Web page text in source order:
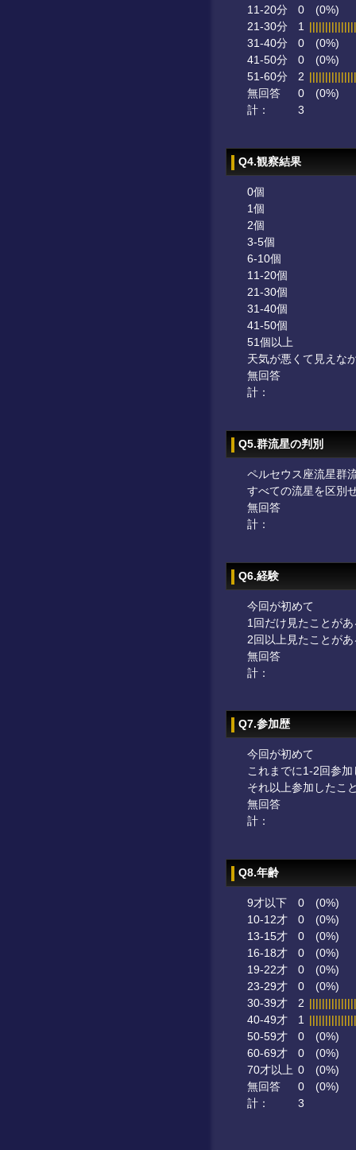
11-20分
0
(0%)
21-30分
1
31-40分
0
(0%)
41-50分
0
(0%)
51-60分
2
無回答
0
(0%)
計：
3
Q4.観察結果
0個
1個
2個
3-5個
6-10個
11-20個
21-30個
31-40個
41-50個
51個以上
天気が悪くて見えな
無回答
計：
Q5.群流星の判別
ペルセウス座流星群
すべての流星を区別
無回答
計：
Q6.経験
今回が初めて
1回だけ見たことがあ
2回以上見たことがあ
無回答
計：
Q7.参加歴
今回が初めて
これまでに1-2回参
それ以上参加したこ
無回答
計：
Q8.年齢
9才以下 0
(0%)
10-12才
0
(0%)
13-15才
0
(0%)
16-18才
0
(0%)
19-22才
0
(0%)
23-29才
0
(0%)
30-39才
2
40-49才
1
50-59才
0
(0%)
60-69才
0
(0%)
70才以上 0
(0%)
無回答
0
(0%)
計：
3